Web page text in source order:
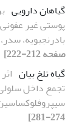
گیاهان دارویی
پوستی غیر
بادرنجبویه،
صفحه 212-222]
گیاه تلخ بیان
تجمع داخل
274-281]